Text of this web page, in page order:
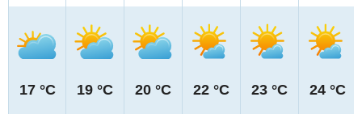
17 °C 19 °C 20 °C 22 °C 23 °C 24 °C